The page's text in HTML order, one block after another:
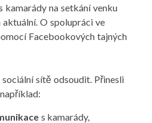
kamarády na setkání venku
O spolupráci ve
Facebookových tajných
sociální sítě odsoudit. Přinesli
s kamarády,